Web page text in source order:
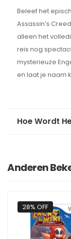
Beleef het
Assassin’s
alleen het
reis nog
mysterieuze
en laat je naam
Hoe Wordt
Anderen
28% OFF